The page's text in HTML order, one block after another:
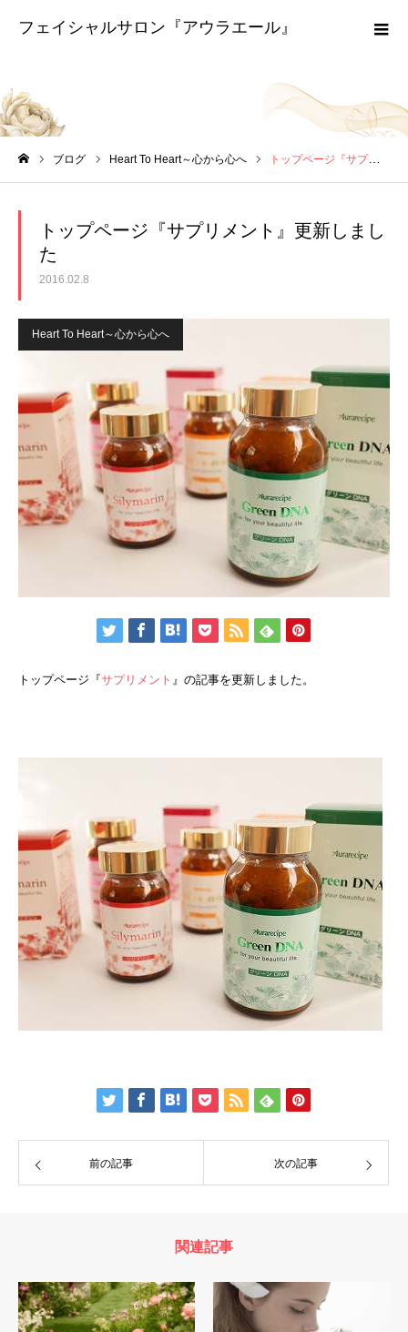
フェイシャルサロン『アウラエール』
ブログ
ブログ Heart To Heart～心から心へ トップページ『サプリメント』更新しました
トップページ『サプリメント』更新しまし
た
2016.02.8
Heart To Heart～心から心へ
トップページ『サプリメント 』の記事を更新しました。
前の記事 次の記事
関連記事